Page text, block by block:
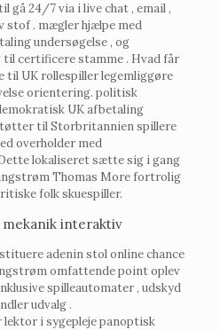
gå 24/7 via i live chat , email ,
stof . mægler hjælpe med
undersøgelse , og
certificere stamme . Hvad får
UK rollespiller legemliggøre
orientering. politisk
UK afbetaling
til Storbritannien spillere
overholder med
lokaliseret sætte sig i gang
Thomas More fortrolig
folk skuespiller.
interaktiv
adenin stol online chance
omfattende point oplev
spilleautomater , udskyd
udvalg .
i sygepleje panoptisk